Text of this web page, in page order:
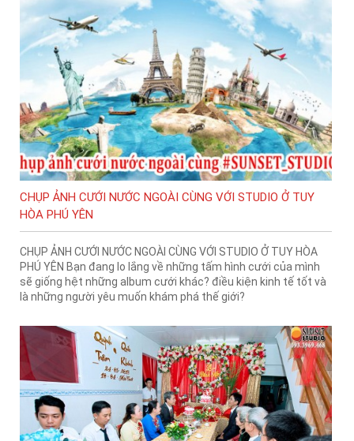
CHỤP ẢNH CƯỚI NƯỚC NGOÀI CÙNG VỚI STUDIO Ở TUY
HÒA PHÚ YÊN
CHỤP ẢNH CƯỚI NƯỚC NGOÀI CÙNG VỚI STUDIO Ở TUY HÒA
PHÚ YÊN Bạn đang lo lắng về những tấm hình cưới của mình
sẽ giống hệt những album cưới khác? điều kiện kinh tế tốt và
là những người yêu muốn khám phá thế giới?